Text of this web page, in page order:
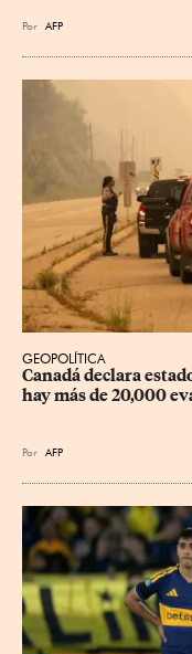
Por AFP
GEOPOLÍTICA
Canadá declara
hay más de 20,000
Por AFP